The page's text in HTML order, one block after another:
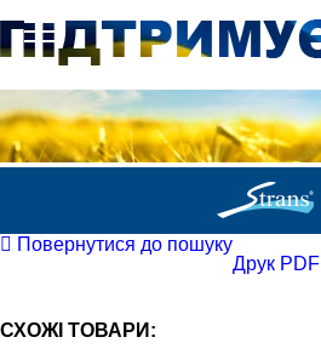
Повернутися до пошуку
Друк PDF
СХОЖІ ТОВАРИ: